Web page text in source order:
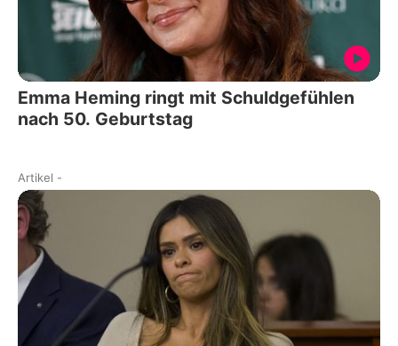
Emma Heming ringt mit Schuldgefühlen
nach 50. Geburtstag
Artikel -